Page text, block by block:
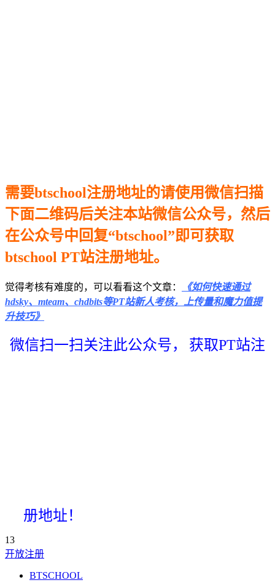
需要btschool注册地址的请使用微信扫描
下面二维码后关注本站微信公众号，然后
在公众号中回复“btschool”即可获取
btschool PT站注册地址。
觉得考核有难度的，可以看看这个文章：
《如何快速通过
hdsky、mteam、chdbits等PT站新人考核，上传量和魔力值提
升技巧》
微信扫一扫关注此公众号， 获取PT站注
册地址！
13
开放注册
BTSCHOOL